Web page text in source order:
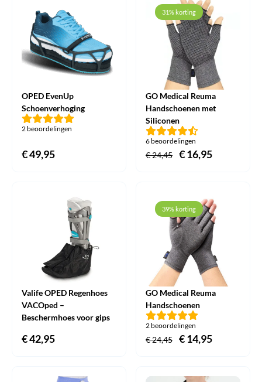
OPED EvenUp
Schoenverhoging
2 beoordelingen
€49,95
31% korting
GO Medical Reuma
Handschoenen met
Siliconen
6 beoordelingen
€24,45
Oorspronkelijke
€ 24,45.
€16,95
€ 16,95.
Valife OPED Regenhoes
VACOped –
Beschermhoes voor gips
€42,95
39% korting
GO Medical Reuma
Handschoenen
2 beoordelingen
€24,45
Oorspronkelijke
€14,95